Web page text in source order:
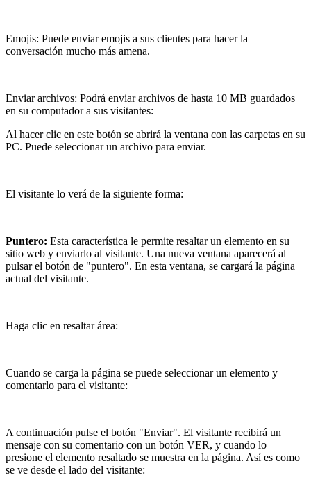
Emojis: Puede enviar emojis a sus clientes para hacer la
conversación mucho más amena.
Enviar archivos: Podrá enviar archivos de hasta 10 MB guardados
en su computador a sus visitantes:
Al hacer clic en este botón se abrirá la ventana con las carpetas en su
PC. Puede seleccionar un archivo para enviar.
El visitante lo verá de la siguiente forma:
Puntero: Esta característica le permite resaltar un elemento en su
sitio web y enviarlo al visitante. Una nueva ventana aparecerá al
pulsar el botón de "puntero". En esta ventana, se cargará la página
actual del visitante.
Haga clic en resaltar área:
Cuando se carga la página se puede seleccionar un elemento y
comentarlo para el visitante:
A continuación pulse el botón "Enviar". El visitante recibirá un
mensaje con su comentario con un botón VER, y cuando lo
presione el elemento resaltado se muestra en la página. Así es como
se ve desde el lado del visitante: